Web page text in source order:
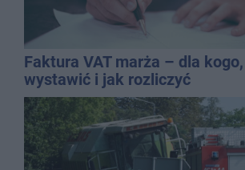
Faktura VAT marża – dla
wystawić i jak rozliczyć